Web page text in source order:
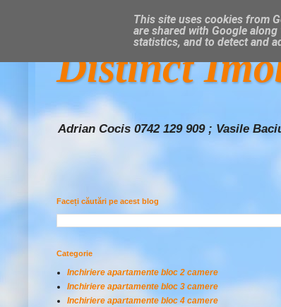
Distinct
Adrian Cocis 0742 129 909 ; Vasile
Faceți căutări pe acest blog
Categorie
Inchiriere apartamente bloc 2 camere
Inchiriere apartamente bloc 3 camere
Inchiriere apartamente bloc 4 camere
This site uses cookies from
are shared with Google
statistics, and to detect and